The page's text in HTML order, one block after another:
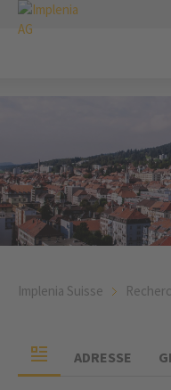
Implenia Suisse
ADRESSE